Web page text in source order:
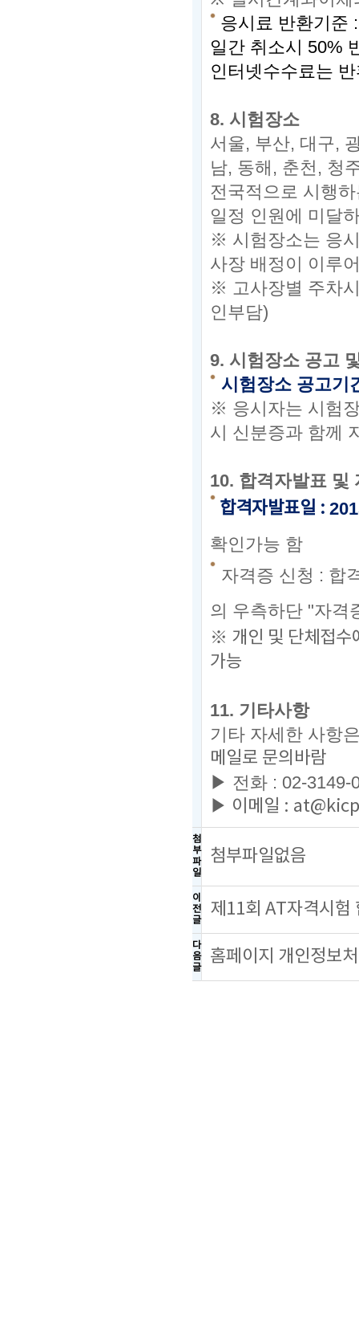
응시료 반환기준
일간 취소시 50%
인터넷수수료는
8. 시험장소
서울, 부산, 대구,
남, 동해, 춘천, 청
전국적으로 시행
일정 인원에 미달
※ 시험장소는 응
사장 배정이 이루
※ 고사장별 주차
인부담)
9. 시험장소 공고
시험장소 공고기
※ 응시자는 시험
시 신분증과 함께
10. 합격자발표 및
합격자발표일 :
확인가능 함
자격증 신청 : 합
의 우측하단 "자격
※ 개인 및 단체접수
가능
11. 기타사항
기타 자세한 사항
메일로 문의바람
▶ 전화 : 02-3149-
▶ 이메일 :
첨
부
파
일
첨부파일없음
이
전
글
제11회 AT자격시험
다
음
글
홈페이지 개인정보